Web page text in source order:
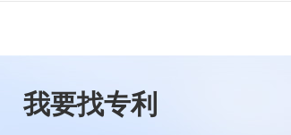
我要找专利